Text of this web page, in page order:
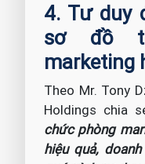
4. Tư duy
sơ đồ
marketing
Theo Mr. Tony
Holdings chia
chức phòng
hiệu quả,